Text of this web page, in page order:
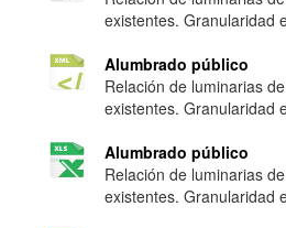
existentes. Granularidad
Alumbrado público
Relación de luminarias
existentes. Granularidad
Alumbrado público
Relación de luminarias
existentes. Granularidad